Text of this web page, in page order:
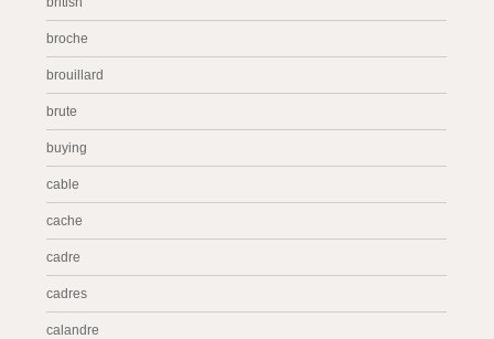
broche
brouillard
brute
buying
cable
cache
cadre
cadres
calandre